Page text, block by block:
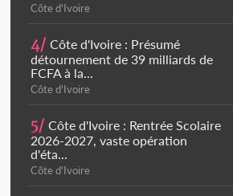
Côte d'Ivoire
4/ Côte d'Ivoire : Présumé
détournement de 39 milliards de
FCFA à la...
Côte d'Ivoire
5/ Côte d'Ivoire : Rentrée Scolaire
2026-2027, vaste opération
d'éta...
Côte d'Ivoire